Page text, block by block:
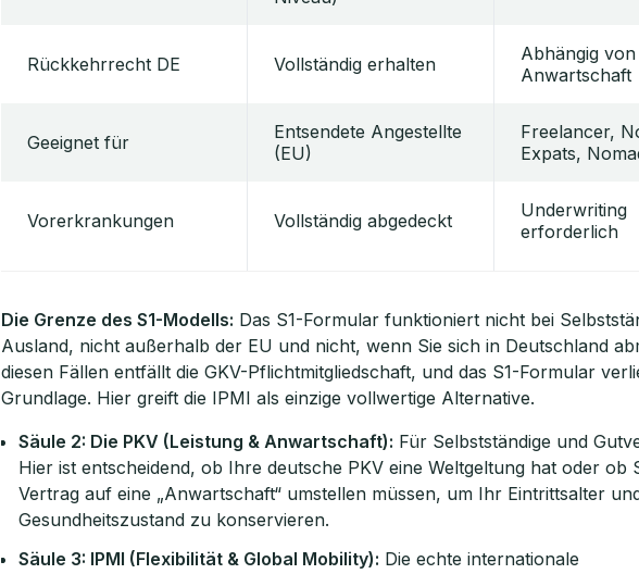
Rückkehrrecht DE Vollständig erhalten
Abhängig von
Anwartschaft
Geeignet für
Entsendete Angestellte
(EU)
Freelancer,
Expats,
Vorerkrankungen Vollständig abgedeckt
Underwriting
erforderlich
Die Grenze des S1-Modells: Das S1-Formular funktioniert nicht bei
Ausland, nicht außerhalb der EU und nicht, wenn Sie sich in Deutschland
diesen Fällen entfällt die GKV-Pflichtmitgliedschaft, und das S1-Formular
Grundlage. Hier greift die IPMI als einzige vollwertige Alternative.
Säule 2: Die PKV (Leistung & Anwartschaft): Für Selbstständige und
Hier ist entscheidend, ob Ihre deutsche PKV eine Weltgeltung hat oder ob
Vertrag auf eine „Anwartschaft“ umstellen müssen, um Ihr Eintrittsalter
Gesundheitszustand zu konservieren.
Säule 3: IPMI (Flexibilität & Global Mobility): Die echte internationale